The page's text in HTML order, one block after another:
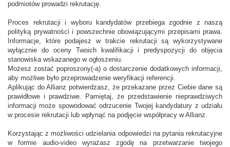
podmiotów prowadzi rekrutację.
Proces rekrutacji i wyboru kandydatów przebiega zgodnie z naszą
polityką prywatności i powszechnie obowiązującymi przepisami prawa.
Informacje, które podajesz w trakcie rekrutacji są wykorzystywane
wyłącznie do oceny Twoich kwalifikacji i predyspozycji do objęcia
stanowiska wskazanego w ogłoszeniu.
Możesz zostać poproszony(-a) o dostarczenie dodatkowych informacji,
aby możliwe było przeprowadzenie weryfikacji referencji.
Aplikując do Allianz potwierdzasz, że przekazane przez Ciebie dane są
prawidłowe i prawdziwe. Pamiętaj, że przedstawienie nieprawdziwych
informacji może spowodować odrzucenie Twojej kandydatury z udziału
w procesie rekrutacji lub wpłynąć na podjęcie współpracy w Allianz.
Korzystając z możliwości udzielania odpowiedzi na pytania rekrutacyjne
w formie audio-video wyrażasz zgodę na przetwarzanie twojego